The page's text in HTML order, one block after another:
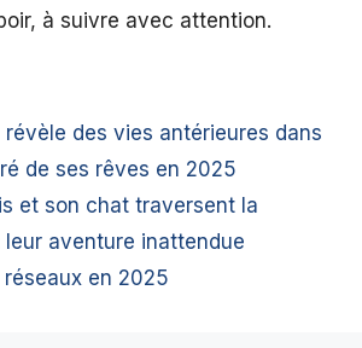
à suivre avec attention.
révèle des vies antérieures dans
de ses rêves en 2025
et son chat traversent la
leur aventure inattendue
en 2025